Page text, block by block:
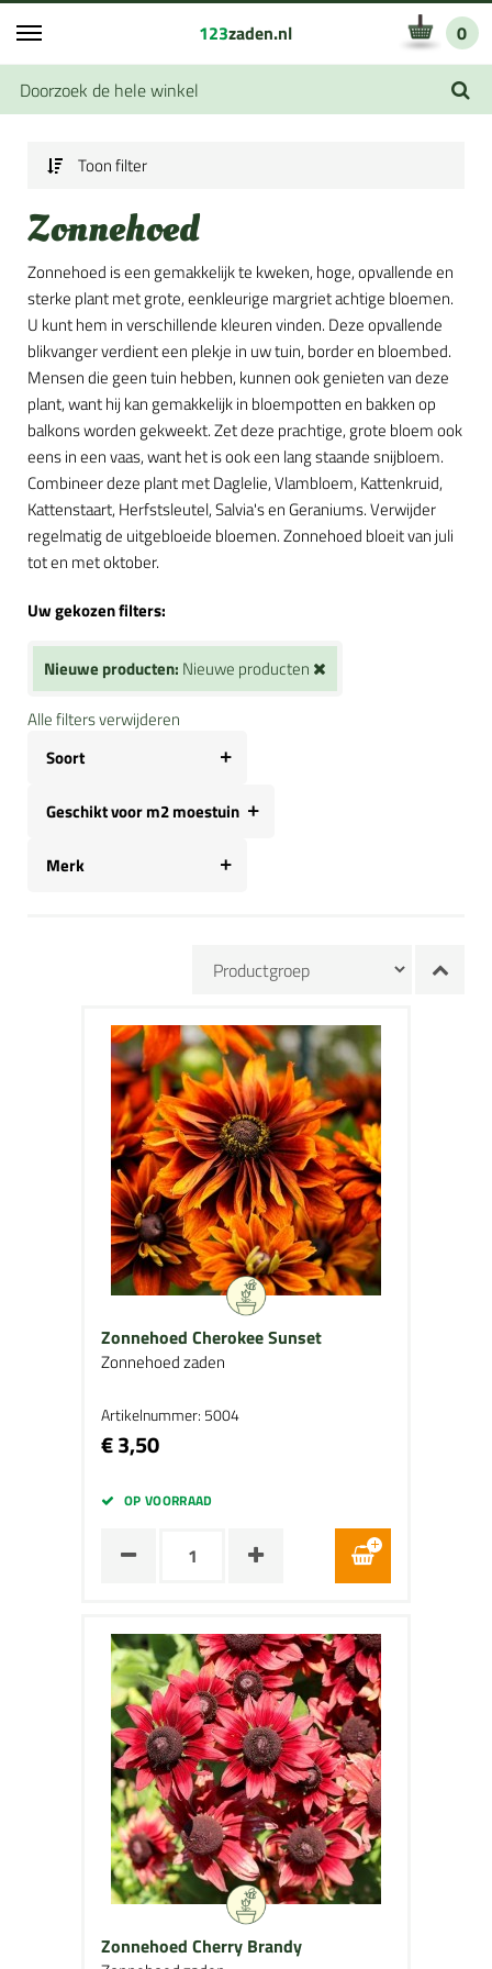
123zaden.nl 0
Toon filter
Zonnehoed
Zonnehoed is een gemakkelijk te kweken, hoge, opvallende en
sterke plant met grote, eenkleurige margriet achtige bloemen.
U kunt hem in verschillende kleuren vinden. Deze opvallende
blikvanger verdient een plekje in uw tuin, border en bloembed.
Mensen die geen tuin hebben, kunnen ook genieten van deze
plant, want hij kan gemakkelijk in bloempotten en bakken op
balkons worden gekweekt. Zet deze prachtige, grote bloem ook
eens in een vaas, want het is ook een lang staande snijbloem.
Combineer deze plant met Daglelie, Vlambloem, Kattenkruid,
Kattenstaart, Herfstsleutel, Salvia's en Geraniums. Verwijder
regelmatig de uitgebloeide bloemen. Zonnehoed bloeit van juli
tot en met oktober.
Uw gekozen filters:
Nieuwe producten: Nieuwe producten
Alle filters verwijderen
Soort
Geschikt voor m2 moestuin
Merk
Zonnehoed Cherokee Sunset
Zonnehoed zaden
Artikelnummer: 5004
€ 3,50
OP VOORRAAD
Zonnehoed Cherry Brandy